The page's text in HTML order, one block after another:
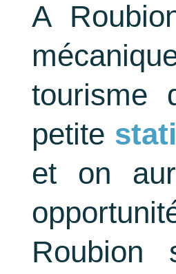
A
tourisme
petite
et on